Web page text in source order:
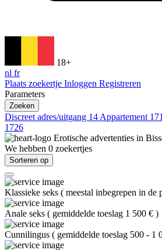
18+
nl fr
Plaats zoekertje Inloggen Registreren
Parameters
Zoeken
Discreet adres/uitgang 14 Appartement
1726
Erotische advertenties in
We hebben 0 zoekertjes
Sorteren op
Klassieke seks ( meestal inbegrepen in de
Anale seks ( gemiddelde toeslag 1 500 € )
Cunnilingus ( gemiddelde toeslag 500 - 1